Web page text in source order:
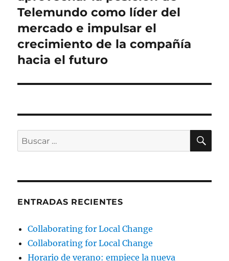
Telemundo como líder del
mercado e impulsar el
crecimiento de la compañía
hacia el futuro
Buscar
por:
ENTRADAS RECIENTES
Collaborating for Local Change
Collaborating for Local Change
Horario de verano: empiece la nueva